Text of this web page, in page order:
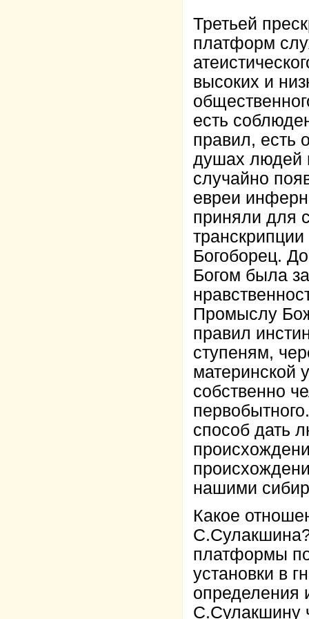
Третьей
платформ
высоких и
есть
правил, есть
душах людей
случайно
евреи
приняли для
Богоборец.
Богом была
Промыслу
правил
ступеням,
материнской
собственно
способ дать
нашими
Какое
платформы
установки в
определения
С.Сулакшину